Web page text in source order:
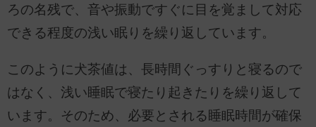
ろの名残で、音や振動ですぐに目を覚まして対応
できる程度の浅い眠りを繰り返しています。
このように犬茶値は、長時間ぐっすりと寝るので
はなく、浅い睡眠で寝たり起きたりを繰り返して
います。そのため、必要とされる睡眠時間が確保